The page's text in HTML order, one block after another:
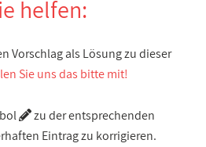
helfen:
Vorschlag als Lösung zu dieser
Sie uns das bitte mit!
zu der entsprechenden
Eintrag zu korrigieren.